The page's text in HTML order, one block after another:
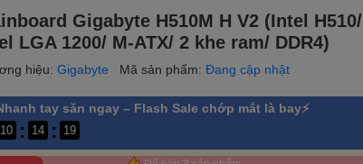
Gigabyte H510M H V2 (Intel H510/
LGA 1200/ M-ATX/ 2 khe ram/ DDR4)
hiệu:Gigabyte Mã sản phẩm:Đang cập nhật
tay săn ngay – Flash Sale chớp mắt là bay⚡
10 : 14 : 18